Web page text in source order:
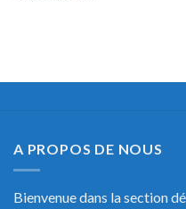
A PROPOS DE NOUS
Bienvenue dans la section